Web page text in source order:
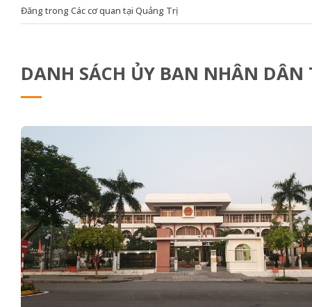
Đăng trongCác cơ quan tại Quảng Trị
DANH SÁCH ỦY BAN NHÂN DÂN